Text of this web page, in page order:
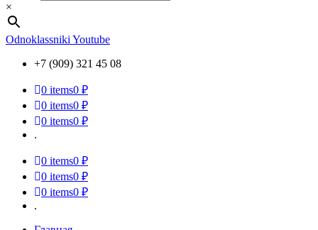
×
Odnoklassniki Youtube
+7 (909) 321 45 08
0 items0 ₽
0 items0 ₽
0 items0 ₽
.
0 items0 ₽
0 items0 ₽
0 items0 ₽
.